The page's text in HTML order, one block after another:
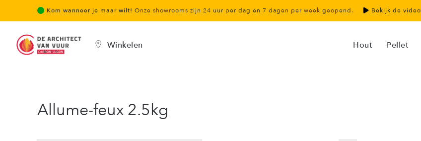
Kom wanneer je maar wilt! Onze showrooms zijn 24 uur per dag en 7 dagen per week geopend. Bekijk de video
Winkelen Hout Pellet
Allume-feux 2.5kg